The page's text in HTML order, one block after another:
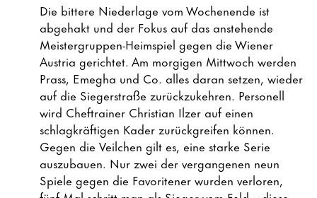
Die bittere Niederlage vom Wochenende ist
abgehakt und der Fokus auf das anstehende
Meistergruppen-Heimspiel gegen die Wiener
Austria gerichtet. Am morgigen Mittwoch werden
Prass, Emegha und Co. alles daran setzen, wieder
auf die Siegerstraße zurückzukehren. Personell
wird Cheftrainer Christian Ilzer auf einen
schlagkräftigen Kader zurückgreifen können.
Gegen die Veilchen gilt es, eine starke Serie
auszubauen. Nur zwei der vergangenen neun
Spiele gegen die Favoritener wurden verloren,